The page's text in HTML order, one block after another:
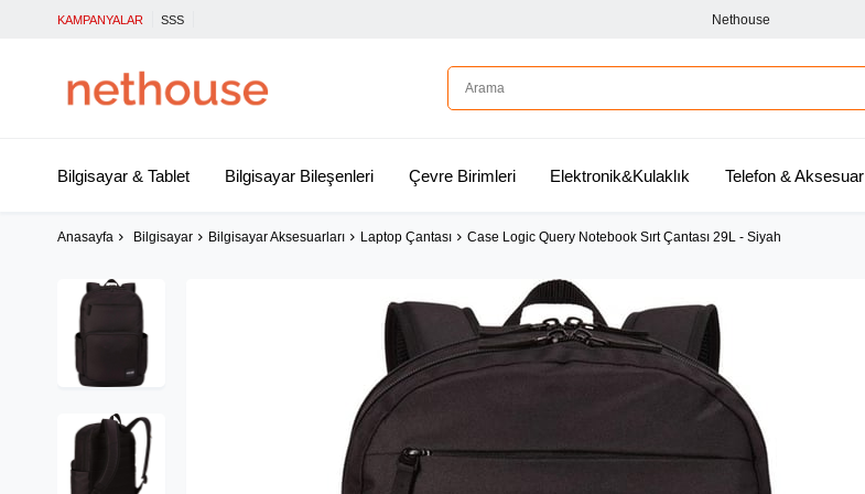
KAMPANYALAR SSS Nethouse
Bilgisayar & Tablet Bilgisayar Bileşenleri Çevre Birimleri Elektronik&Kulaklık Telefon & Aksesuar
Anasayfa Bilgisayar Bilgisayar Aksesuarları Laptop Çantası Case Logic Query Notebook Sırt Çantası 29L - Siyah